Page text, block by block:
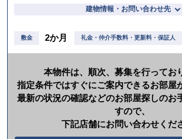
建物情報・お問い合わせ先
敷金 2か月 礼金・仲介手数料・更新料・保証人
本物件は、順次、募集を行ってお
指定条件ではすぐにご案内できるお部屋
最新の状況の確認などのお部屋探しのお
すので、
下記店舗にお問い合わせくだ